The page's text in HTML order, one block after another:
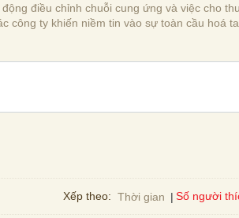
động điều chỉnh chuỗi cung ứng và việc cho
công ty khiến niềm tin vào sự toàn cầu hoá
Xếp theo: Thời gian Số người